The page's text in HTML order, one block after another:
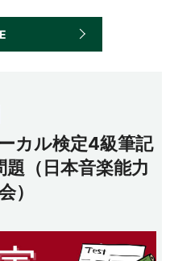
カル検定4級筆記
（日本音楽能力
）